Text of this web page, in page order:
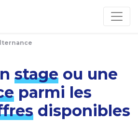
stage ou une
parmi les
disponibles
cookies